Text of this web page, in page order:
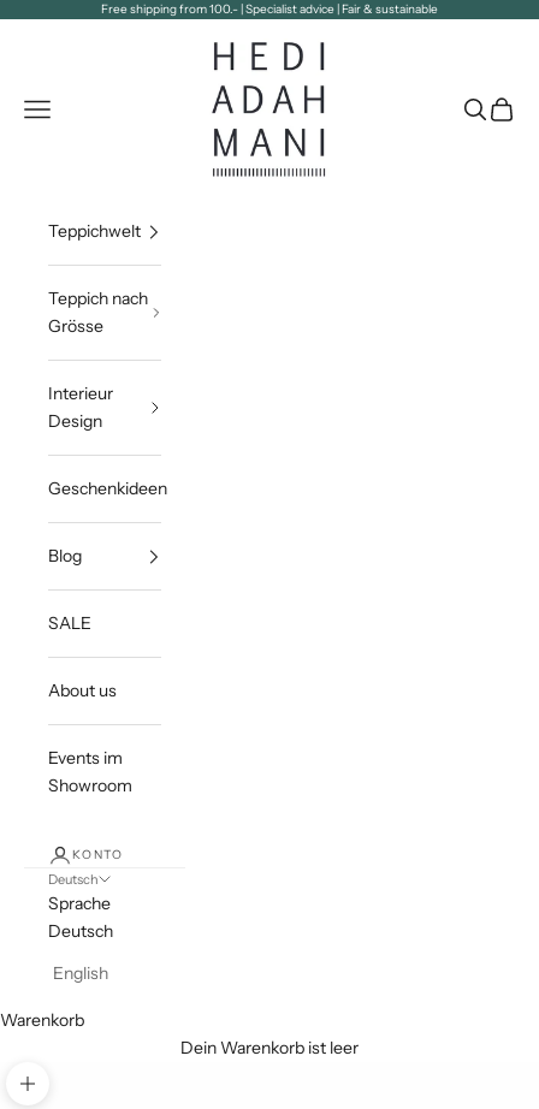
Zum Inhalt springenFree shipping from 100.- | Specialist advice | Fair & sustainable
Hedi Adahmani
Navigationsmenü öffnen Suche
Teppichwelt
Teppich nach
Grösse
Interieur
Design
Geschenkideen
Blog
SALE
About us
Events im
Showroom
KONTO
Deutsch
Sprache
Deutsch
English
Warenkorb
Dein Warenkorb ist leer
Bild vergrößern